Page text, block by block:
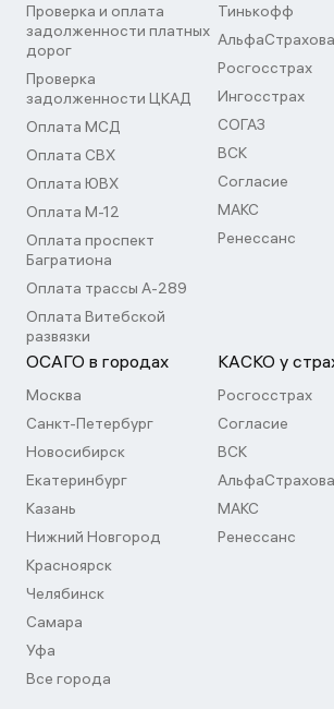
Проверка и оплата
задолженности платных
дорог
Проверка
задолженности ЦКАД
Оплата МСД
Оплата СВХ
Оплата ЮВХ
Оплата М-12
Оплата проспект
Багратиона
Оплата трассы А-289
Оплата Витебской
развязки
Тинькофф
Росгосстрах
Ингосстрах
СОГАЗ
ВСК
Согласие
МАКС
Ренессанс
ОСАГО в городах
Москва
Санкт-Петербург
Новосибирск
Екатеринбург
Казань
Нижний Новгород
Красноярск
Челябинск
Самара
Уфа
Все города
КАСКО у
Росгосстрах
Согласие
ВСК
МАКС
Ренессанс